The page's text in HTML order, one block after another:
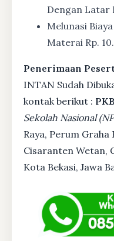
Dengan Latar
Melunasi
Materai Rp.
Penerimaan
INTAN Sudah
kontak berikut :
Sekolah Nasional
Raya, Perum Graha
Cisaranten Wetan,
Kota Bekasi, Jawa